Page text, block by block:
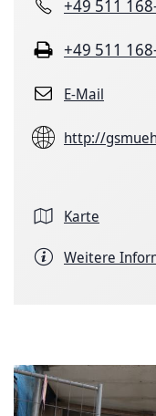
+49 511
+49 511
E-Mail
http://
Karte
Weitere